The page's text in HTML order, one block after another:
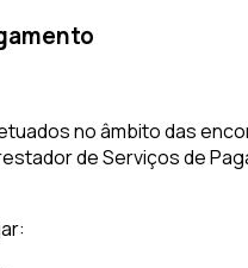
no âmbito das
de Serviços de